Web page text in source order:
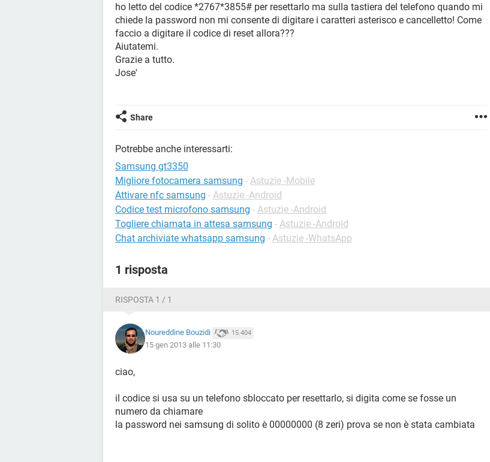
ho letto del codice *2767*3855# per resettarlo ma sulla tastiera del telefono quando mi
chiede la password non mi consente di digitare i caratteri asterisco e cancelletto! Come
faccio a digitare il codice di reset allora???
Aiutatemi.
Grazie a tutto.
Jose'
Share
Potrebbe anche interessarti:
Samsung gt3350
Migliore fotocamera samsung - Astuzie -Mobile
Attivare nfc samsung - Astuzie -Android
Codice test microfono samsung - Astuzie -Android
Togliere chiamata in attesa samsung - Astuzie -Android
Chat archiviate whatsapp samsung - Astuzie -WhatsApp
1 risposta
RISPOSTA 1 / 1
Noureddine Bouzidi 15.404
15 gen 2013 alle 11:30
ciao,
il codice si usa su un telefono sbloccato per resettarlo, si digita come se fosse un
numero da chiamare
la password nei samsung di solito è 00000000 (8 zeri) prova se non è stata cambiata